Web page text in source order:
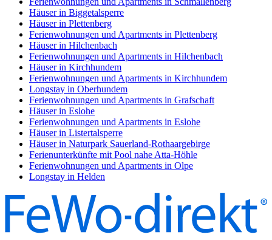
Häuser in Biggetalsperre
Häuser in Plettenberg
Ferienwohnungen und Apartments in Plettenberg
Häuser in Hilchenbach
Ferienwohnungen und Apartments in Hilchenbach
Häuser in Kirchhundem
Ferienwohnungen und Apartments in Kirchhundem
Longstay in Oberhundem
Ferienwohnungen und Apartments in Grafschaft
Häuser in Eslohe
Ferienwohnungen und Apartments in Eslohe
Häuser in Listertalsperre
Häuser in Naturpark Sauerland-Rothaargebirge
Ferienunterkünfte mit Pool nahe Atta-Höhle
Ferienwohnungen und Apartments in Olpe
Longstay in Helden